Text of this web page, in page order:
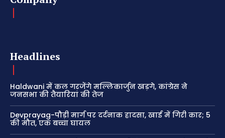
Headlines
Haldwani में कल गरजेंगे मल्लिकार्जुन खड़गे, कांग्रेस ने
जनसभा की तैयारियां की तेज
Devprayag-पौड़ी मार्ग पर दर्दनाक हादसा, खाई में गिरी कार; 5
की मौत, एक बच्चा घायल